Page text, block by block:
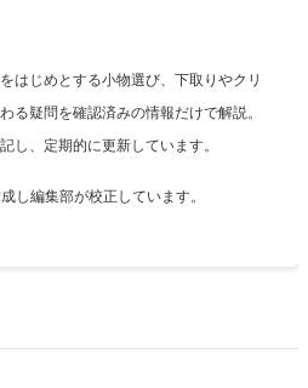
はじめとする小物選び、下取りやクリ
る疑問を確認済みの情報だけで解説。
し、定期的に更新しています。
し編集部が校正しています。